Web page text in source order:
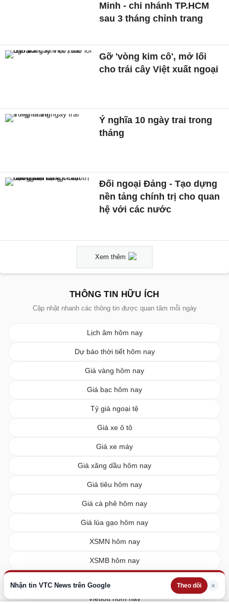
Nhận tin VTC News trên Google Theo dõi ×
Minh - chi nhánh TP.HCM
sau 3 tháng chỉnh trang
Gỡ 'vòng kim cô', mở lối
cho trái cây Việt xuất ngoại
Ý nghĩa 10 ngày trai trong
tháng
Đối ngoại Đảng - Tạo dựng
nền tảng chính trị cho quan
hệ với các nước
Xem thêm
THÔNG TIN HỮU ÍCH
Cập nhật nhanh các thông tin được quan tâm mỗi ngày
Lịch âm hôm nay
Dự báo thời tiết hôm nay
Giá vàng hôm nay
Giá bạc hôm nay
Tỷ giá ngoại tệ
Giá xe ô tô
Giá xe máy
Giá xăng dầu hôm nay
Giá tiêu hôm nay
Giá cà phê hôm nay
Giá lúa gạo hôm nay
XSMN hôm nay
XSMB hôm nay
Vietlott hôm nay